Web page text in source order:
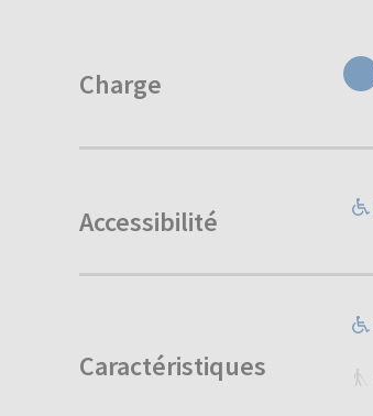
Charge
Accessibilité
Caractéristiques